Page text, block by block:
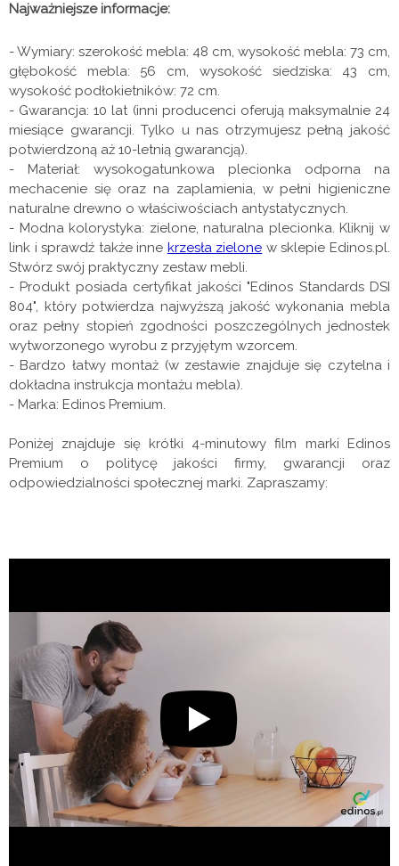
Najważniejsze informacje:
- Wymiary: szerokość mebla: 48 cm, wysokość mebla: 73 cm,
głębokość mebla: 56 cm, wysokość siedziska: 43 cm,
wysokość podłokietników: 72 cm.
- Gwarancja: 10 lat (inni producenci oferują maksymalnie 24
miesiące gwarancji. Tylko u nas otrzymujesz pełną jakość
potwierdzoną aż 10-letnią gwarancją).
- Materiał: wysokogatunkowa plecionka odporna na
mechacenie się oraz na zaplamienia, w pełni higieniczne
naturalne drewno o właściwościach antystatycznych.
- Modna kolorystyka: zielone, naturalna plecionka. Kliknij w
link i sprawdź także inne krzesła zielone w sklepie Edinos.pl.
Stwórz swój praktyczny zestaw mebli.
- Produkt posiada certyfikat jakości "Edinos Standards DSI
804", który potwierdza najwyższą jakość wykonania mebla
oraz pełny stopień zgodności poszczególnych jednostek
wytworzonego wyrobu z przyjętym wzorcem.
- Bardzo łatwy montaż (w zestawie znajduje się czytelna i
dokładna instrukcja montażu mebla).
- Marka: Edinos Premium.
Poniżej znajduje się krótki 4-minutowy film marki Edinos
Premium o politycę jakości firmy, gwarancji oraz
odpowiedzialności społecznej marki. Zapraszamy: